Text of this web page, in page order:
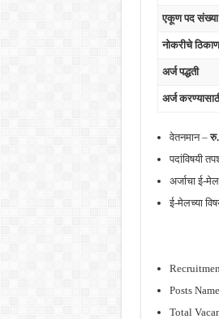
एकूण पद संख्या
नोकरीचे ठिकाण
अर्ज पद्धती
अर्ज
वेतनमान –
पदांविषयी
अर्जाचा ई-मेल
ई-मेलच्या
Posts
Total